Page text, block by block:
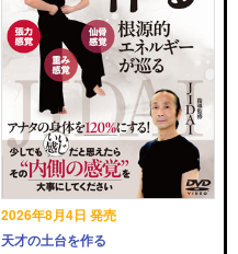
2026年8月4日 発売
天才の土台を作る